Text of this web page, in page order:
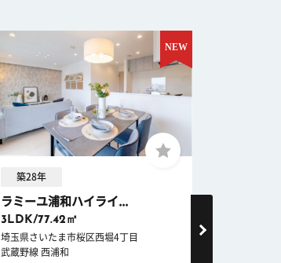
築28年
ラミーユ浦和ハイライ...
3LDK/77.42㎡
埼玉県さいたま市桜区西堀4丁目
武蔵野線 西浦和